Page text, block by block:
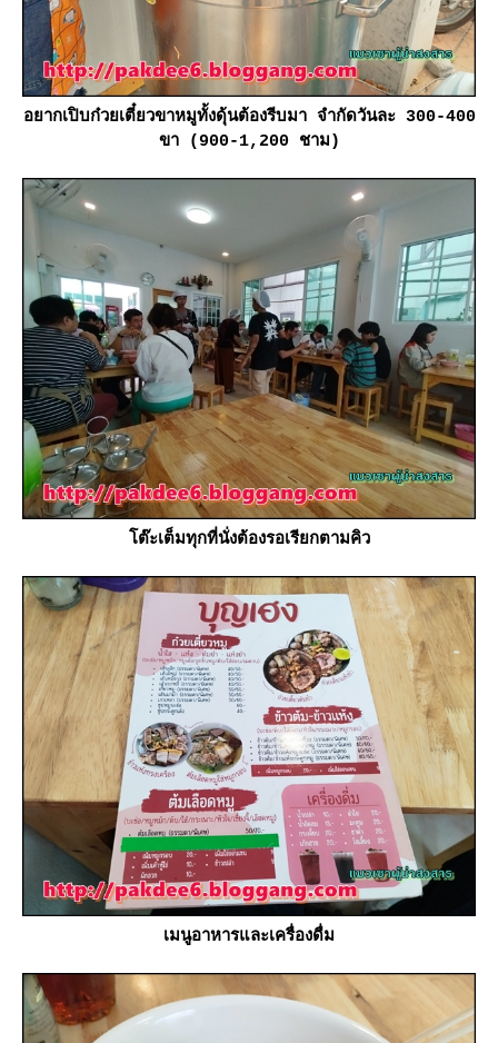
อยากเปิบก๋วยเตี๋ยวขาหมูทั้งดุ้นต้องรีบมา จำกัดวันละ 300-400
ขา (900-1,200 ชาม)
ต๊ะเต็มทุกที่นั่งต้องรอเรียกตามคิว
เมนูอาหารและเครื่องดื่ม